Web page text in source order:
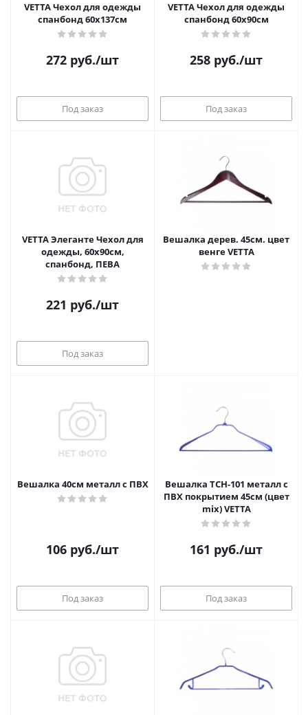
VETTA Чехол для одежды
спанбонд 60х137см
272 руб./шт
Под заказ
VETTA Чехол для одежды
спанбонд 60х90см
258 руб./шт
Под заказ
VETTA Элеганте Чехол для
одежды, 60х90см,
спанбонд, ПЕВА
221 руб./шт
Под заказ
Вешалка дерев. 45см. цвет
венге VETTA
Вешалка 40см металл с ПВХ
106 руб./шт
Под заказ
Вешалка TCH-101 металл с
ПВХ покрытием 45см (цвет
mix) VETTA
161 руб./шт
Под заказ